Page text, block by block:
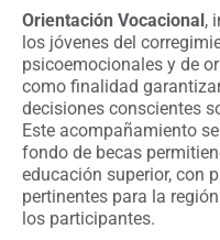
Orientación Vocacional ,
los jóvenes del
psicoemocionales y de
como finalidad
decisiones conscientes
Este acompañamiento
fondo de becas
educación superior, con
pertinentes para la
los participantes.